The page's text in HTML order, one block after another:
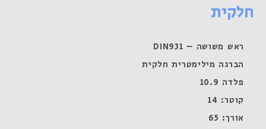
חלקית
ראש משושה – DIN931
הברגה מילימטרית חלקית
פלדה 10.9
קוטר: 14
אורך: 65